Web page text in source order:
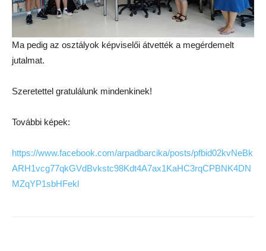
Ma pedig az osztályok képviselői átvették a megérdemelt
jutalmat.
Szeretettel gratulálunk mindenkinek!
További képek:
https://www.facebook.com/arpadbarcika/posts/pfbid02kvNeBk
ARH1vcg77qkGVdBvkstc98Kdt4A7ax1KaHC3rqCPBNK4DN
MZqYP1sbHFekl